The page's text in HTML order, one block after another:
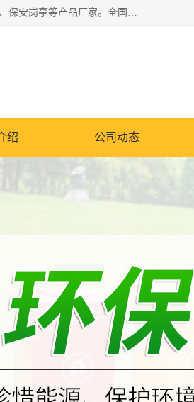
苏州多麦公共设施有限公司是一家苏州垃圾桶厂家，主营：塑料垃圾桶、分类果皮箱、户外园林椅、保安岗亭等产品厂家。全国统一热线电话：17105580222。公司组建完善的团队。设计人员，能根据客户要求，提供适合的设计方案，来满足客户的需求。
绍 公司动态